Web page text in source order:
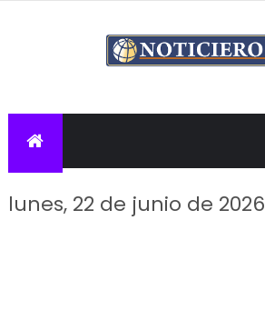
lunes, 22 de junio de 2026